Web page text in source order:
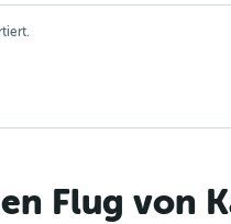
Flug von